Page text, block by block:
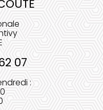
07
: